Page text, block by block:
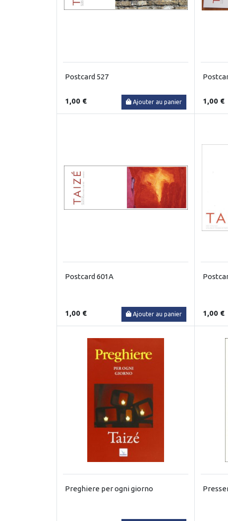
Postcard 527
1,00 € Ajouter au panier 1,00 €
Postcard 601A
1,00 € Ajouter au panier 1,00 €
Preghiere per ogni giorno